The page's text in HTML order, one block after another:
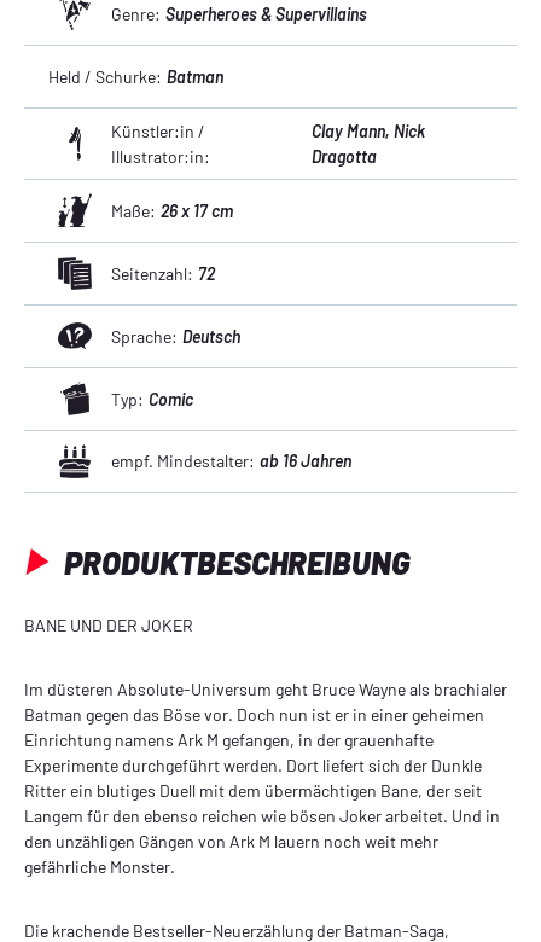
PRODUKTBESCHREIBUNG
BANE UND DER JOKER
Im düsteren Absolute-Universum geht Bruce Wayne als brachialer
Batman gegen das Böse vor. Doch nun ist er in einer geheimen
Einrichtung namens Ark M gefangen, in der grauenhafte
Experimente durchgeführt werden. Dort liefert sich der Dunkle
Ritter ein blutiges Duell mit dem übermächtigen Bane, der seit
Langem für den ebenso reichen wie bösen Joker arbeitet. Und in
den unzähligen Gängen von Ark M lauern noch weit mehr
gefährliche Monster.
Die krachende Bestseller-Neuerzählung der Batman-Saga,
Genre: Superheroes & Supervillains
Held / Schurke: Batman
Künstler:in /
Illustrator:in:
Clay Mann, Nick
Dragotta
Maße: 26 x 17 cm
Seitenzahl: 72
Sprache: Deutsch
Typ: Comic
empf. Mindestalter: ab 16 Jahren